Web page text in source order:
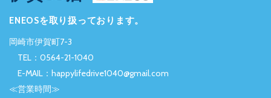
ENEOSを取り扱っております。
岡崎市伊賀町7-3
TEL：0564-21-1040
E-MAIL：happylifedrive1040@gmail.com
≪営業時間≫